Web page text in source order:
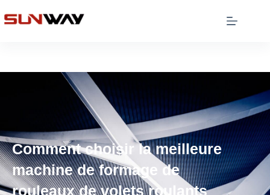
Comment choisir la meilleure
machine de formage de
rouleaux de volets roulants